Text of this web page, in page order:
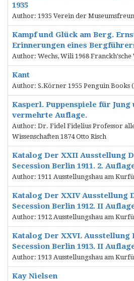
1935
Author: 1935 Verein der
Kampf und Glück am Berg.
Erinnerungen eines
Author: Wechs, Wili 1968
Kant
Author: S.Körner 1955 Penguin Books
Kasperl. Puppenspiele für
vermehrte Auflage.
Author: Dr. Fidel Fidelius Professor
Wissenschaften 1874 Otto Risch
Katalog Der XXII Ausstellung
Secession Berlin 1911. 2.
Author: 1911 Ausstellungshau am
Katalog Der XXIV Ausstellung
Secession Berlin 1912. II
Author: 1912 Ausstellungshau am
Katalog Der XXVL Ausstellung
Secession Berlin 1913. II
Author: 1913 Ausstellungshau am
Kay Nielsen